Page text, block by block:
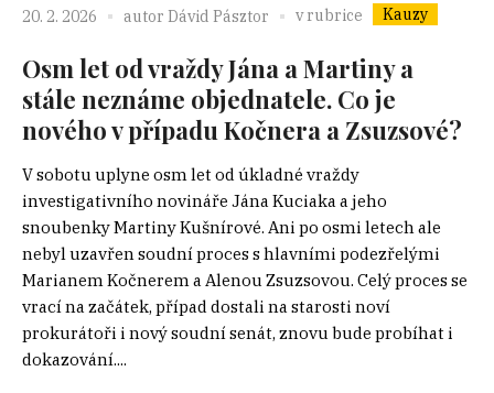
20. 2. 2026 autor Dávid Pásztor v rubrice Kauzy
Osm let od vraždy Jána a Martiny a
stále neznáme objednatele. Co je
nového v případu Kočnera a Zsuzsové?
V sobotu uplyne osm let od úkladné vraždy
investigativního novináře Jána Kuciaka a jeho
snoubenky Martiny Kušnírové. Ani po osmi letech ale
nebyl uzavřen soudní proces s hlavními podezřelými
Marianem Kočnerem a Alenou Zsuzsovou. Celý proces se
vrací na začátek, případ dostali na starosti noví
prokurátoři i nový soudní senát, znovu bude probíhat i
dokazování....